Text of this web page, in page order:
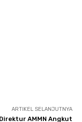
ARTIKEL SELANJUTNYA
Direktur AMMN Angkut